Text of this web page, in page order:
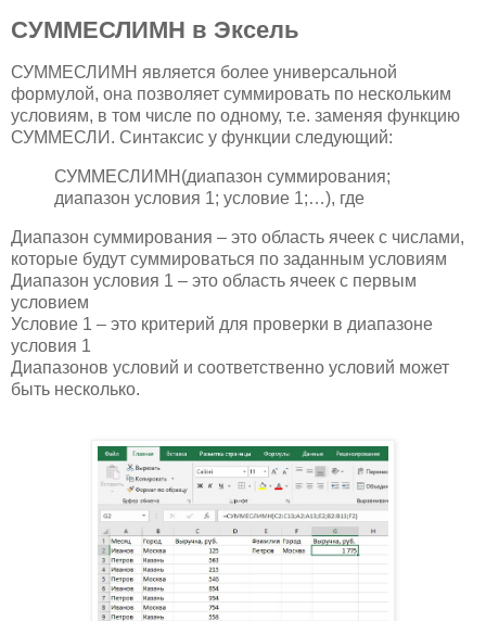
СУММЕСЛИМН в Эксель
СУММЕСЛИМН является более универсальной
формулой, она позволяет суммировать по нескольким
условиям, в том числе по одному, т.е. заменяя функцию
СУММЕСЛИ. Синтаксис у функции следующий:
СУММЕСЛИМН(диапазон суммирования;
диапазон условия 1; условие 1;…), где
Диапазон суммирования – это область ячеек с числами,
которые будут суммироваться по заданным условиям
Диапазон условия 1 – это область ячеек с первым
условием
Условие 1 – это критерий для проверки в диапазоне
условия 1
Диапазонов условий и соответственно условий может
быть несколько.